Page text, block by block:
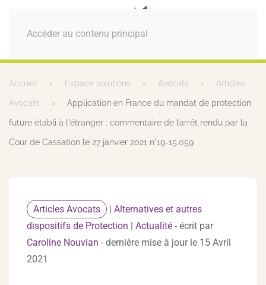
Accéder au contenu principal
MENU
Accueil Espace solutions Avocats Articles
Avocats Application en France du mandat de protection
future établi à l'étranger : commentaire de l’arrêt rendu par la
Cour de Cassation le 27 janvier 2021 n°19-15.059
Articles Avocats | Alternatives et autres
dispositifs de Protection | Actualité - écrit par
Caroline Nouvian - dernière mise à jour le 15 Avril
2021